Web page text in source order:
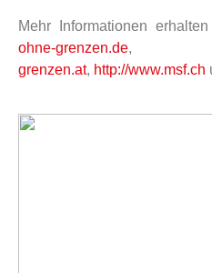
Mehr Informationen
ohne-grenzen.de
grenzen.at, http://www.msf.ch